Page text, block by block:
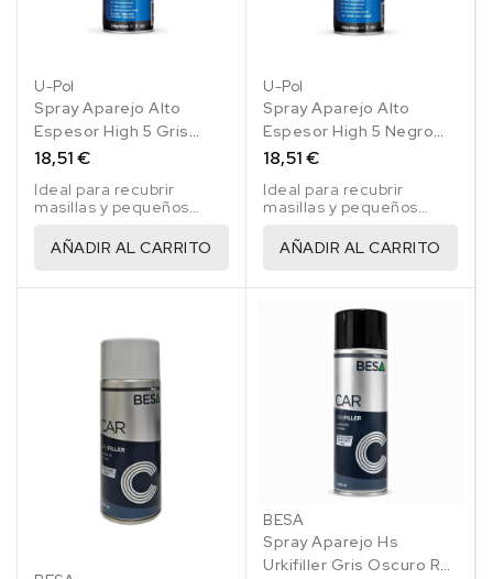
U-Pol
Spray Aparejo Alto
Espesor High 5 Gris
Oscuro 450 Ml
18,51 €
Ideal para recubrir
masillas y pequeños
reparaciones de
AÑADIR AL CARRITO
U-Pol
Spray Aparejo Alto
Espesor High 5 Negro
450 Ml
18,51 €
Ideal para recubrir
masillas y pequeños
reparaciones de
AÑADIR AL CARRITO
BESA
Spray Aparejo Hs
Urkifiller Gris Oscuro Ral